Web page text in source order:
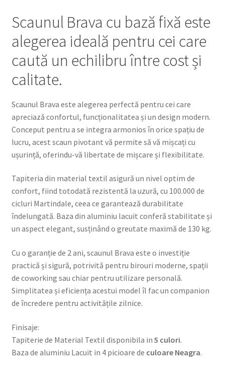
Scaunul Brava cu bază fixă este
alegerea ideală pentru cei care
caută un echilibru între cost și
calitate.
Scaunul Brava este alegerea perfectă pentru cei care
apreciază confortul, funcționalitatea și un design modern.
Conceput pentru a se integra armonios în orice spațiu de
lucru, acest scaun pivotant vă permite să vă mișcați cu
ușurință, oferindu-vă libertate de mișcare și flexibilitate.
Tapiteria din material textil asigură un nivel optim de
confort, fiind totodată rezistentă la uzură, cu 100.000 de
cicluri Martindale, ceea ce garantează durabilitate
îndelungată. Baza din aluminiu lacuit conferă stabilitate și
un aspect elegant, susținând o greutate maximă de 130 kg.
Cu o garanție de 2 ani, scaunul Brava este o investiție
practică și sigură, potrivită pentru birouri moderne, spații
de coworking sau chiar pentru utilizare personală.
Simplitatea și eficiența acestui model îl fac un companion
de încredere pentru activitățile zilnice.
Finisaje:
Tapiterie de Material Textil disponibila in 5 culori.
Baza de aluminiu Lacuit in 4 picioare de culoare Neagra.